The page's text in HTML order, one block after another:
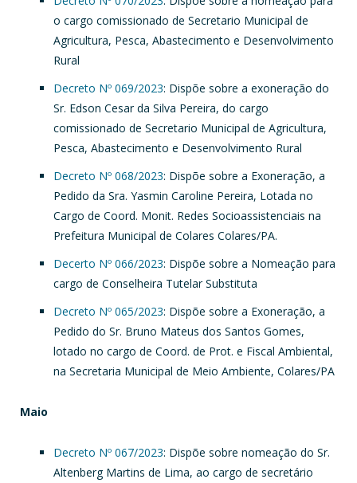
o cargo comissionado de Secretario Municipal de
Agricultura, Pesca, Abastecimento e Desenvolvimento
Rural
Decreto Nº 069/2023: Dispõe sobre a exoneração do
Sr. Edson Cesar da Silva Pereira, do cargo
comissionado de Secretario Municipal de Agricultura,
Pesca, Abastecimento e Desenvolvimento Rural
Decreto Nº 068/2023: Dispõe sobre a Exoneração, a
Pedido da Sra. Yasmin Caroline Pereira, Lotada no
Cargo de Coord. Monit. Redes Socioassistenciais na
Prefeitura Municipal de Colares Colares/PA.
Decerto Nº 066/2023: Dispõe sobre a Nomeação para
cargo de Conselheira Tutelar Substituta
Decreto Nº 065/2023: Dispõe sobre a Exoneração, a
Pedido do Sr. Bruno Mateus dos Santos Gomes,
lotado no cargo de Coord. de Prot. e Fiscal Ambiental,
na Secretaria Municipal de Meio Ambiente, Colares/PA
Maio
Decreto Nº 067/2023: Dispõe sobre nomeação do Sr.
Altenberg Martins de Lima, ao cargo de secretário